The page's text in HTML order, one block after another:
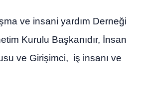
ve insani yardım Derneği
Kurulu Başkanıdır, İnsan
ve Girişimci, iş insanı ve